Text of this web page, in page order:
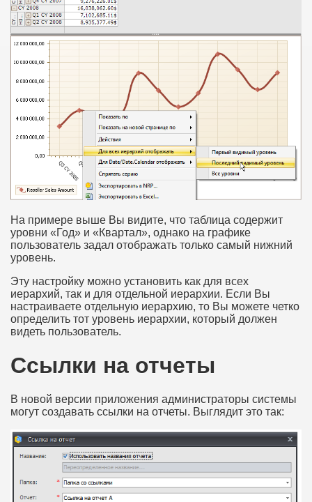
На примере выше Вы видите, что таблица содержит
уровни «Год» и «Квартал», однако на графике
пользователь задал отображать только самый нижний
уровень.
Эту настройку можно установить как для всех
иерархий, так и для отдельной иерархии. Если Вы
настраиваете отдельную иерархию, то Вы можете четко
определить тот уровень иерархии, который должен
видеть пользователь.
Ссылки на отчеты
В новой версии приложения администраторы системы
могут создавать ссылки на отчеты. Выглядит это так: